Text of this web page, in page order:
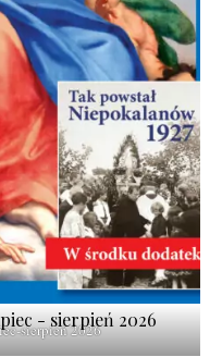
sierpień 2026
- sierpień 2026